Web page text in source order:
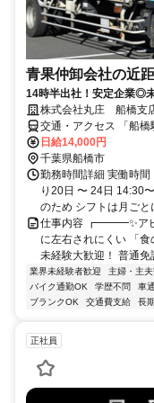
青果仲卸会社の近
14時半出社！安定企業◎
株式会社丸庄 船橋支
交通・アクセス 「船
字路を入ってから車で2
日給14,000円
千葉県船橋市
勤務時間詳細 実働時
り20日 〜 24日 14:30
のため シフトは月ごと
仕事内容 ┏━━━✨ア
に左右されにくい 「
未経験大歓迎！ 普通
業界未経験者歓迎 主婦・主
バイク通勤OK
学歴不問 車
ブランクOK
交通費支給 長
正社員